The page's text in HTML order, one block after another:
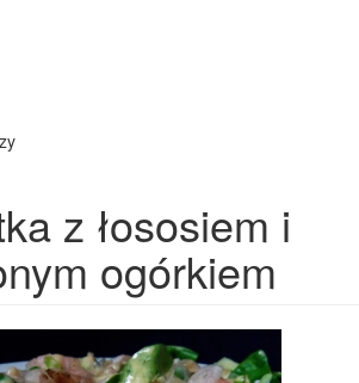
z łososiem i
ogórkiem